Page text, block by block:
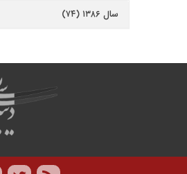
سال ۱۳۸۶ (۷۴)